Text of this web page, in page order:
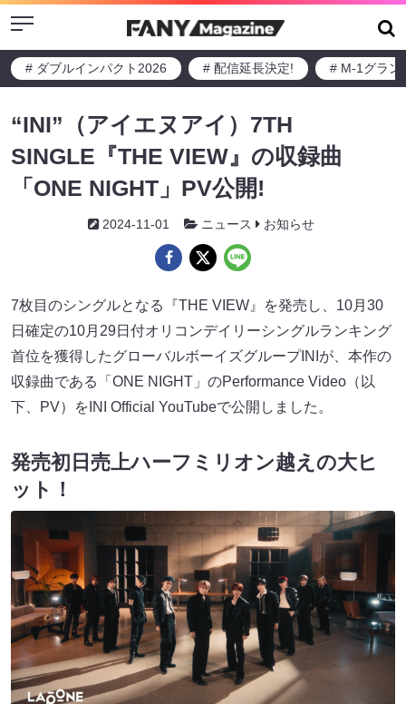
Menu
# ダブルインパクト2026 # 配信延長決定! # M-1グラン
“INI”（アイエヌアイ）7TH
SINGLE『THE VIEW』の収録曲
「ONE NIGHT」PV公開!
2024-11-01 ニュース お知らせ
7枚目のシングルとなる『THE VIEW』を発売し、10月30
日確定の10月29日付オリコンデイリーシングルランキング
首位を獲得したグローバルボーイズグループINIが、本作の
収録曲である「ONE NIGHT」のPerformance Video（以
下、PV）をINI Official YouTubeで公開しました。
発売初日売上ハーフミリオン越えの大ヒ
ット！